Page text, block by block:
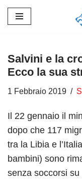
contenuto
Salvini e la
Ecco la sua
1 Febbraio 2019
Il 22 gennaio il
dopo che 117
tra la Libia e
bambini) sono
senza soccorsi